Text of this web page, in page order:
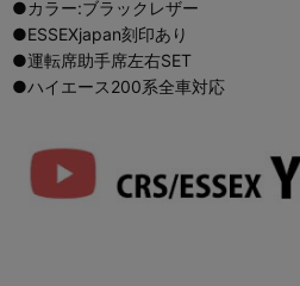
●カラー:ブラックレザー
●ESSEXjapan刻印あり
●運転席助手席左右SET
●ハイエース200系全車対応